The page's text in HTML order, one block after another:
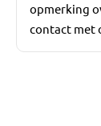
opmerking
contact met